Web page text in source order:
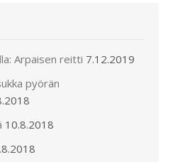
Arpaisen reitti 7.12.2019
pyörän
10.8.2018